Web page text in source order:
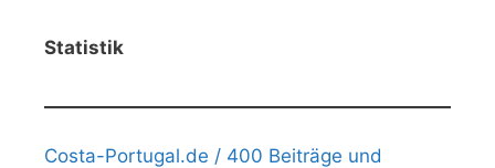
Statistik
Costa-Portugal.de / 400 Beiträge und